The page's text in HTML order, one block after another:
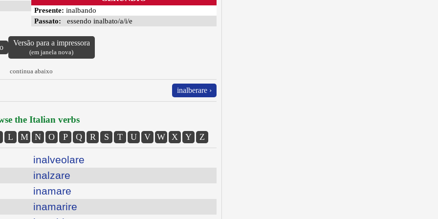
Presente: inalbando
Passato: essendo inalbato/a/i/e
Versão para a impressora
(em janela nova)
continua abaixo
inalberare ›
the Italian verbs
L M N O P Q R S T U V W X Y Z
inalveolare
inalzare
inamare
inamarire